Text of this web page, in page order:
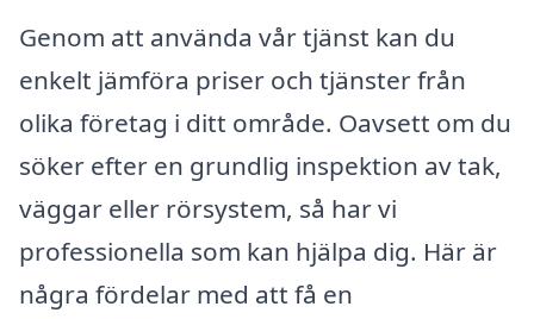
Genom att använda vår tjänst kan du
enkelt jämföra priser och tjänster från
olika företag i ditt område. Oavsett om du
söker efter en grundlig inspektion av tak,
väggar eller rörsystem, så har vi
professionella som kan hjälpa dig. Här är
några fördelar med att få en